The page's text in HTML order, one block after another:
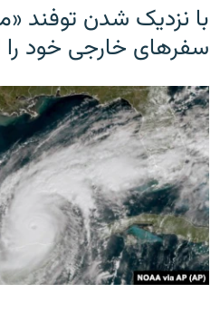
با نزدیک شدن توفند
سفرهای خارجی خود را